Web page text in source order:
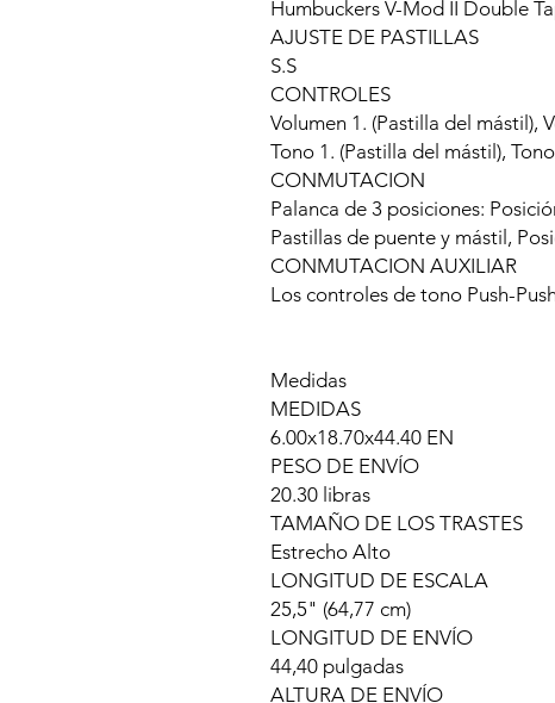
Humbuckers V-Mod II Double
AJUSTE DE PASTILLAS
S.S
CONTROLES
Volumen 1. (Pastilla del mástil),
Tono 1. (Pastilla del mástil),
CONMUTACION
Palanca de 3 posiciones:
Pastillas de puente y mástil,
CONMUTACION AUXILIAR
Los controles de tono Push-
Medidas
MEDIDAS
6.00x18.70x44.40 EN
PESO DE ENVÍO
20.30 libras
TAMAÑO DE LOS TRASTES
Estrecho Alto
LONGITUD DE ESCALA
25,5" (64,77 cm)
LONGITUD DE ENVÍO
44,40 pulgadas
ALTURA DE ENVÍO